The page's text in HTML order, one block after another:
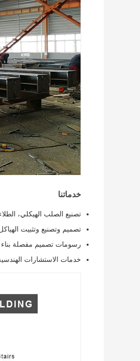
خدماتنا
تصنيع الصلب الهيكلي،
تصميم وتصنيع وتثبيت
رسومات تصميم مفصلة
خدمات الاستشارات